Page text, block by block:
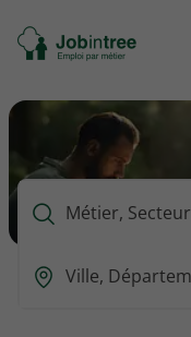
Se
rendre
l'accueil
Que
vous
rechercher
Ou